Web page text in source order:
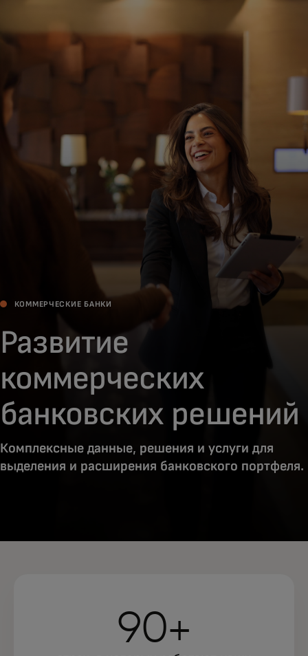
Для бизнеса
Для новаторов
Новости и тренды
КОММЕРЧЕСКИЕ БАНКИ
Развитие
коммерческих
банковских решений
Комплексные данные, решения и услуги для
выделения и расширения банковского портфеля.
90+